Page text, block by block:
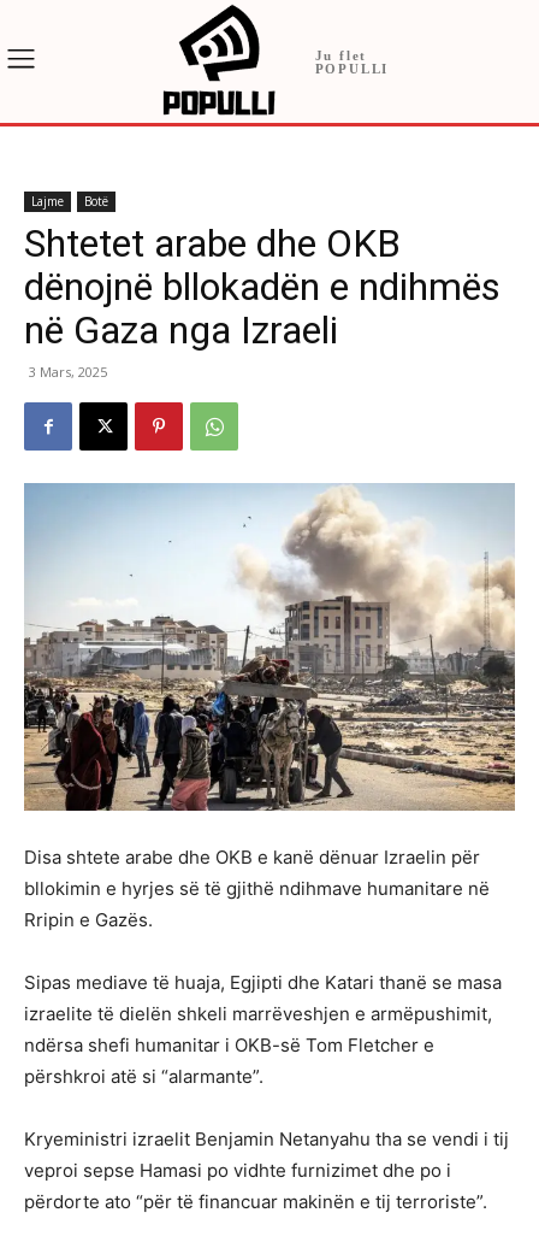
Ju flet
POPULLI
Lajme Botë
Shtetet arabe dhe OKB
dënojnë bllokadën e ndihmës
në Gaza nga Izraeli
3 Mars, 2025
Disa shtete arabe dhe OKB e kanë dënuar Izraelin për
bllokimin e hyrjes së të gjithë ndihmave humanitare në
Rripin e Gazës.
Sipas mediave të huaja, Egjipti dhe Katari thanë se masa
izraelite të dielën shkeli marrëveshjen e armëpushimit,
ndërsa shefi humanitar i OKB-së Tom Fletcher e
përshkroi atë si “alarmante”.
Kryeministri izraelit Benjamin Netanyahu tha se vendi i tij
veproi sepse Hamasi po vidhte furnizimet dhe po i
përdorte ato “për të financuar makinën e tij terroriste”.